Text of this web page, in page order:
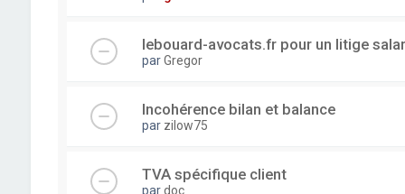
lebouard-avocats.fr pour un litige
parGregor
Incohérence bilan et balance
par zilow75
TVA spécifique client
pardoc